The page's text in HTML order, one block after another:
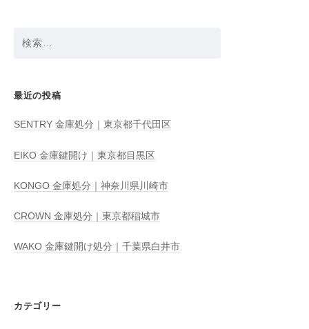
最近の投稿
SENTRY 金庫処分｜東京都千代田区
EIKO 金庫鍵開け｜東京都目黒区
KONGO 金庫処分｜神奈川県川崎市
CROWN 金庫処分｜東京都稲城市
WAKO 金庫鍵開け処分｜千葉県白井市
カテゴリー